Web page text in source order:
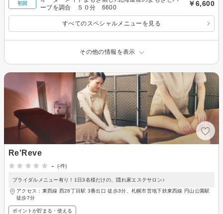
初回
ーブを調合 ５０分 6600
￥6,600
すべてのスペシャルメニューを見る
その他の情報を表示
Re'Reve
-
(-件)
ブライダルメニュー有り！1日3名様だけの、隠れ家エステサロン♪
アクセス：東西線 西28丁目駅 3番出口 徒歩3分、札幌市営地下鉄東西線 円山公園駅
徒歩7分
ポイントが貯まる・使える